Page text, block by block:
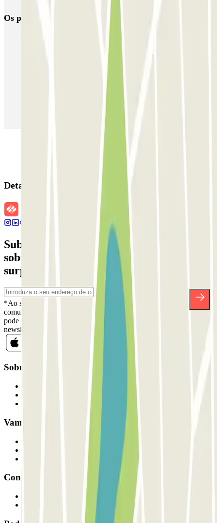
Os parques de estacionamento mais reservados
Estacionamento em Sevilha
Estacionamento em Aeroporto de Adolfo Suárez Madrid–Barajas
Detalhes da reserva
Subscreva a nossa newsletter e saiba mais
sobre descontos, sorteios e muitas outras
surpresas.
*Ao subscrever, aceita a nossa Política de Privacidade para receber
comunicações comerciais da Parclick. Sem qualquer obrigação,
pode cancelar a sua subscrição sempre que quiser na mesma
newsletter.
Sobre a Parclick
Os nossos parques de estacionamento
Vamos colaborar?
Fornecedor de estacionamento
Contacto